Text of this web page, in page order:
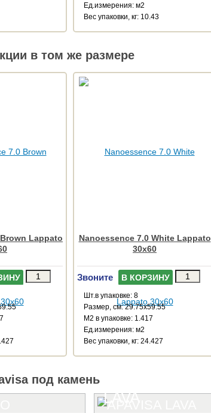
Ед.измерения: м2
Веc упаковки, кг: 10.43
в том же размере
Lappato
Nanoessence 7.0 White Lappato
30x60
Звоните В КОРЗИНУ
Шт.в упаковке: 8
Размер, см: 29.75x59.55
М2 в упаковке: 1.417
Ед.измерения: м2
Веc упаковки, кг: 24.427
под камень
LAVA